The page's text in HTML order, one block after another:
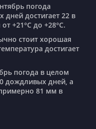
дней достигает 22 в
+21°C до +28°C.
достигает
дождливых дней, а
81 мм в